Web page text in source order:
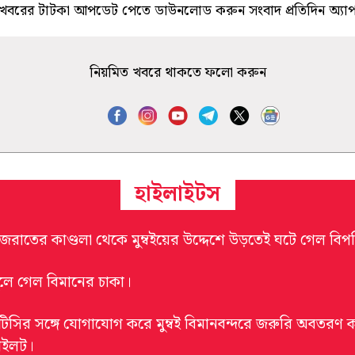
খবরের টাটকা আপডেট পেতে ডাউনলোড করুন সংবাদ প্রতিদিন
নিয়মিত খবরে থাকতে ফলো করুন
হাইলাইটস
কাণ্ডলা থেকে মুম্বইয়ের উদ্দেশে উড়তেই ঘটে গেল
গেল বিমানের চাকা।
সঙ্গে যোগাযোগ করে মুম্বই বিমানবন্দরে জরুরি অবতরণ